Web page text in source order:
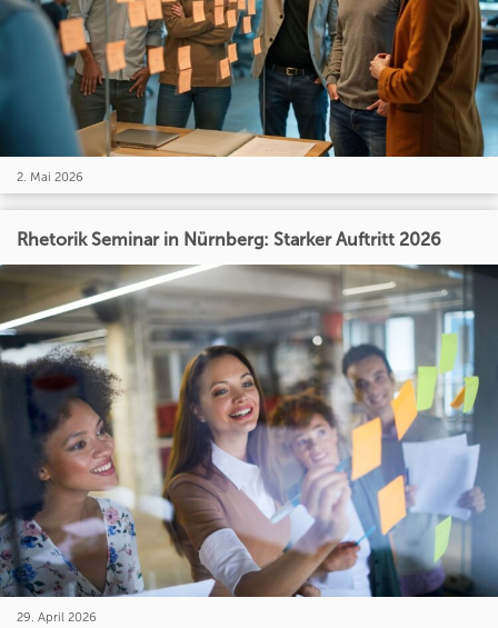
2. Mai 2026
Rhetorik Seminar in Nürnberg: Starker Auftritt 2026
29. April 2026